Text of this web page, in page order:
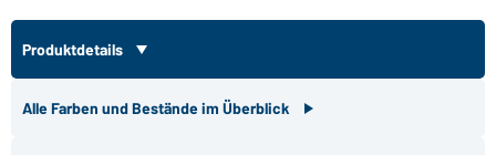
Produktdetails
Alle Farben und Bestände im Überblick